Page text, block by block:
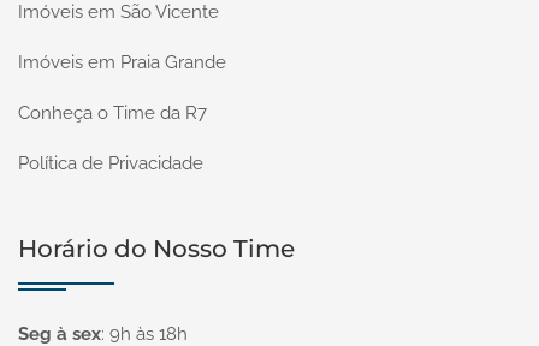
Imóveis em São Vicente
Imóveis em Praia Grande
Conheça o Time da R7
Política de Privacidade
Horário do Nosso Time
Seg à sex: 9h às 18h